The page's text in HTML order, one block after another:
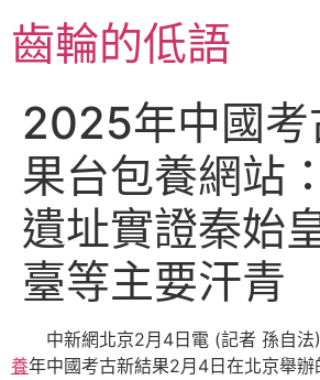
至
主齒輪的低語
2025年中國考
果台包養網站
遺址實證秦始
臺等主要汗青
中新網北京2月4日電 (記者 孫自
養年中國考古新結果2月4日在北京舉辦